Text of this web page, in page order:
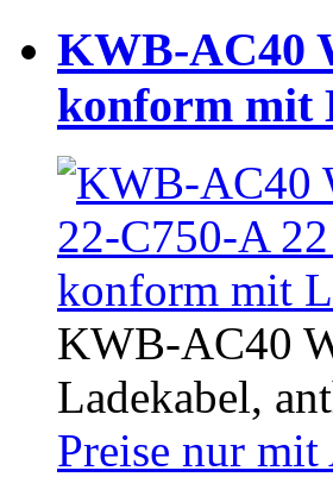
KWB-AC40
konform mit
KWB-AC40
Ladekabel,
Preise nur